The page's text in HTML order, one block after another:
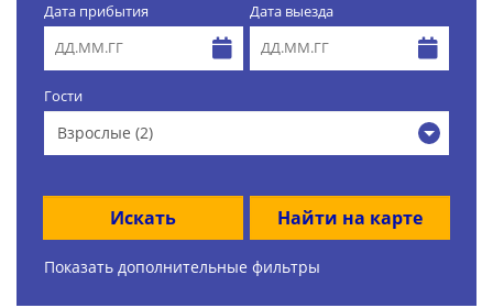
Дата прибытия Дата выезда
Гости
Взрослые (2)
Искать Найти на карте
Показать дополнительные фильтры